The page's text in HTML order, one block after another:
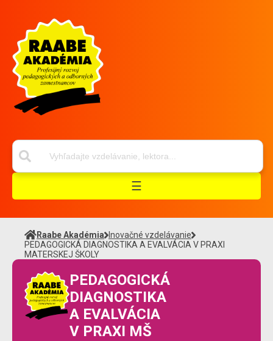
☰
Raabe Akadémia
Inovačné vzdelávanie
PEDAGOGICKÁ DIAGNOSTIKA A EVALVÁCIA V PRAXI
MATERSKEJ ŠKOLY
PEDAGOGICKÁ
DIAGNOSTIKA
A EVALVÁCIA
V PRAXI MŠ